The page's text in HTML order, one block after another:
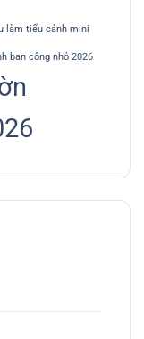
làm tiểu cảnh mini
ban công nhỏ 2026